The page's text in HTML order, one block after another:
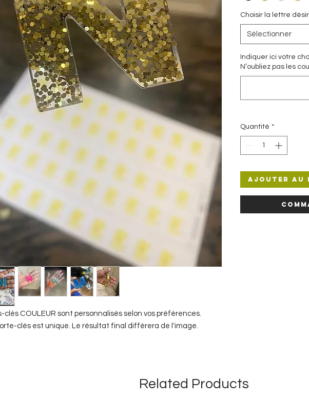
clés COULEUR sont personnalisés selon vos préférences.
clés est unique. Le résultat final différera de l'image.
Choisir la lettre
Sélectionner
Indiquer ici votre
N’oubliez pas les
Quantité *
Ajouter au
Related Products